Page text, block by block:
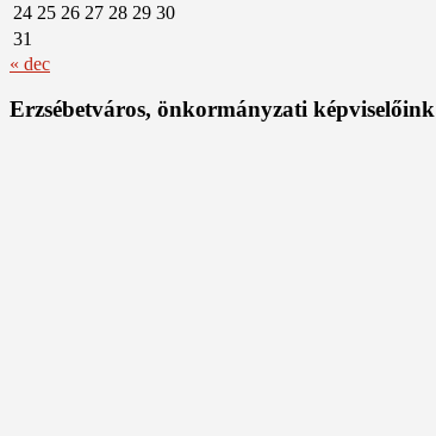
24 25 26 27 28 29 30
31
« dec
Erzsébetváros, önkormányzati képviselőink